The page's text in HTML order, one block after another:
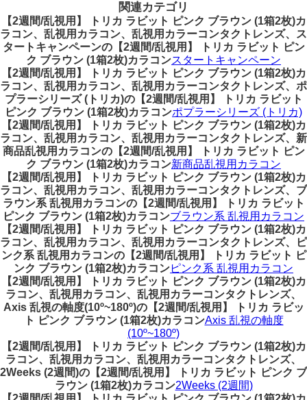
関連カテゴリ
【2週間/乱視用】 トリカ ラビット ピンク ブラウン (1箱2枚)カ
ラコン、乱視用カラコン、乱視用カラーコンタクトレンズ、ス
タートキャンペーンの【2週間/乱視用】 トリカ ラビット ピン
ク ブラウン (1箱2枚)カラコンスタートキャンペーン
【2週間/乱視用】 トリカ ラビット ピンク ブラウン (1箱2枚)カ
ラコン、乱視用カラコン、乱視用カラーコンタクトレンズ、ポ
プラーシリーズ (トリカ)の【2週間/乱視用】 トリカ ラビット
ピンク ブラウン (1箱2枚)カラコンポプラーシリーズ (トリカ)
【2週間/乱視用】 トリカ ラビット ピンク ブラウン (1箱2枚)カ
ラコン、乱視用カラコン、乱視用カラーコンタクトレンズ、新
商品乱視用カラコンの【2週間/乱視用】 トリカ ラビット ピン
ク ブラウン (1箱2枚)カラコン新商品乱視用カラコン
【2週間/乱視用】 トリカ ラビット ピンク ブラウン (1箱2枚)カ
ラコン、乱視用カラコン、乱視用カラーコンタクトレンズ、ブ
ラウン系 乱視用カラコンの【2週間/乱視用】 トリカ ラビット
ピンク ブラウン (1箱2枚)カラコンブラウン系 乱視用カラコン
【2週間/乱視用】 トリカ ラビット ピンク ブラウン (1箱2枚)カ
ラコン、乱視用カラコン、乱視用カラーコンタクトレンズ、ピ
ンク系 乱視用カラコンの【2週間/乱視用】 トリカ ラビット ピ
ンク ブラウン (1箱2枚)カラコンピンク系 乱視用カラコン
【2週間/乱視用】 トリカ ラビット ピンク ブラウン (1箱2枚)カ
ラコン、乱視用カラコン、乱視用カラーコンタクトレンズ、
Axis 乱視の軸度(10º~180º)の【2週間/乱視用】 トリカ ラビッ
ト ピンク ブラウン (1箱2枚)カラコンAxis 乱視の軸度
(10º~180º)
【2週間/乱視用】 トリカ ラビット ピンク ブラウン (1箱2枚)カ
ラコン、乱視用カラコン、乱視用カラーコンタクトレンズ、
2Weeks (2週間)の【2週間/乱視用】 トリカ ラビット ピンク ブ
ラウン (1箱2枚)カラコン2Weeks (2週間)